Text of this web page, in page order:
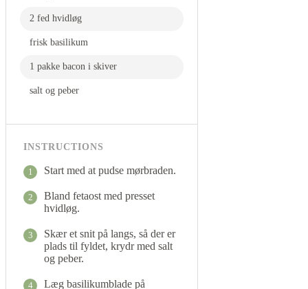
2 fed hvidløg
frisk basilikum
1 pakke bacon i skiver
salt og peber
INSTRUCTIONS
1 Start med at pudse mørbraden.
2
Bland fetaost med presset
hvidløg.
3
Skær et snit på langs, så der er
plads til fyldet, krydr med salt
og peber.
4 Læg basilikumblade på